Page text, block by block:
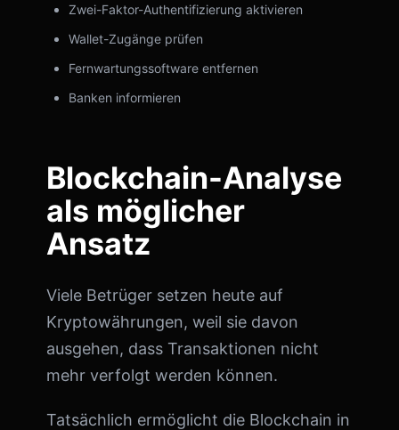
Zwei-Faktor-Authentifizierung aktivieren
Wallet-Zugänge prüfen
Fernwartungssoftware entfernen
Banken informieren
Blockchain-Analyse
als möglicher
Ansatz
Viele Betrüger setzen heute auf
Kryptowährungen, weil sie davon
ausgehen, dass Transaktionen nicht
mehr verfolgt werden können.
Tatsächlich ermöglicht die Blockchain in